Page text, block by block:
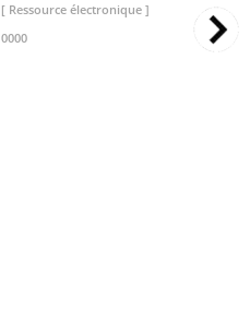
[ Ressource électronique ]
0000